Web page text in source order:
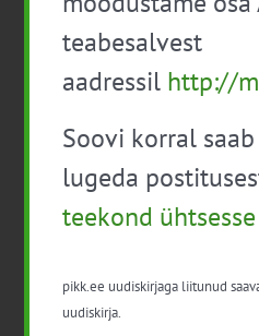
Eelmine päev
Telli
teabesalvest
aadressil http://
Soovi korral
lugeda
teekond
pikk.ee uudiskirjaga liitunud
uudiskirja.